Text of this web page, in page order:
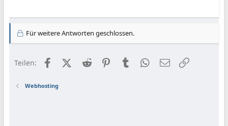
Für weitere Antworten geschlossen.
Teilen: FacebookX (Twitter)
Reddit PinterestTumblr WhatsApp
E-Mail
Webhosting